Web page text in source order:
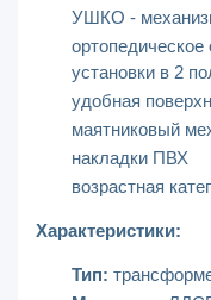
УШКО -
установки в 2
удобная
маятниковый
накладки ПВХ
возрастная
Характеристики:
Тип: